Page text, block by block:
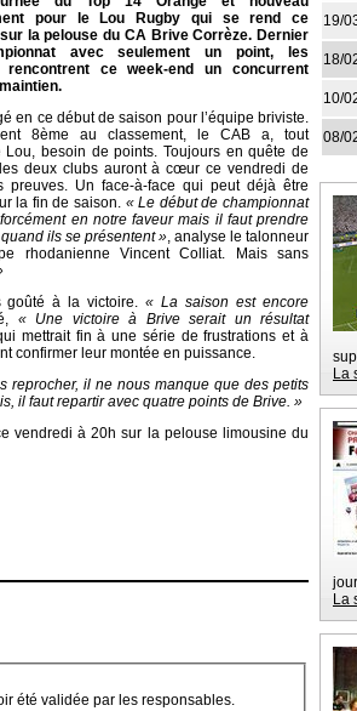
pour le Lou Rugby qui se rend ce
la pelouse du CA Brive Corrèze. Dernier
avec seulement un point, les
rencontrent ce week-end un concurrent
en ce début de saison pour l’équipe briviste.
8ème au classement, le CAB a, tout
Lou, besoin de points. Toujours en quête de
deux clubs auront à cœur ce vendredi de
preuves. Un face-à-face qui peut déjà être
la fin de saison. « Le début de championnat
forcément en notre faveur mais il faut prendre
ils se présentent », analyse le talonneur
rhodanienne Vincent Colliat. Mais sans
goûté à la victoire.« La saison est encore
« Une victoire à Brive serait un résultat
mettrait fin à une série de frustrations et à
confirmer leur montée en puissance.
reprocher, il ne nous manque que des petits
il faut repartir avec quatre points de Brive. »
vendredi à 20h sur la pelouse limousine du
été validée par les responsables.
19/
18/
10/
08/
La
La